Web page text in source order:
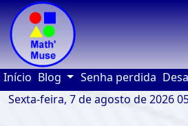
Início(current)
Blog Senha perdida
Sexta-feira, 7 de agosto de 2026